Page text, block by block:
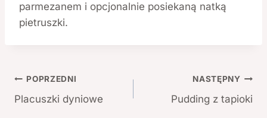
parmezanem i opcjonalnie posiekaną natką
pietruszki.
Nawigacja
wpisu
POPRZEDNI
Placuszki dyniowe
NASTĘPNY
Pudding z tapioki